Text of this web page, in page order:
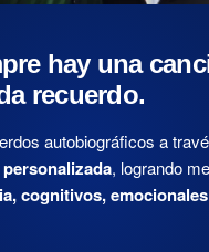
hay una
recuerdo.
autobiográficos a
, logrando
cognitivos,